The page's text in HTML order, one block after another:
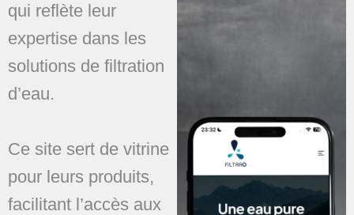
qui reflète leur
expertise dans les
solutions de filtration
d’eau.
Ce site sert de vitrine
pour leurs produits,
facilitant l’accès aux